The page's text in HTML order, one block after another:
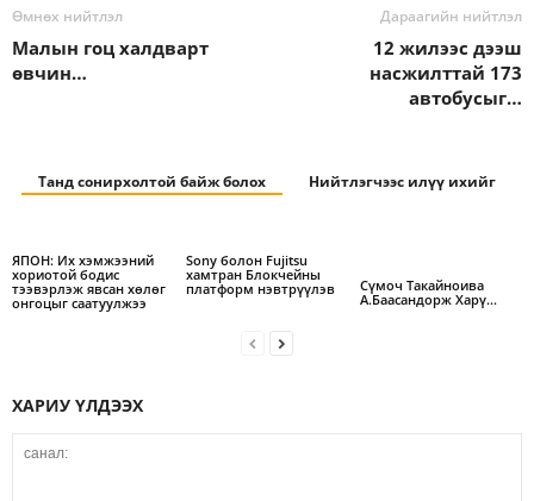
Өмнөх нийтлэл
Малын гоц халдварт
өвчин…
Дараагийн нийтлэл
12 жилээс дээш
насжилттай 173
автобусыг…
Танд сонирхолтой байж болох Нийтлэгчээс илүү ихийг
ЯПОН: Их хэмжээний
хориотой бодис
тээвэрлэж явсан хөлөг
онгоцыг саатуулжээ
Sony болон Fujitsu
хамтран Блокчейны
платформ нэвтрүүлэв
Сүмоч Такайноива
А.Баасандорж Харү…
ХАРИУ ҮЛДЭЭХ